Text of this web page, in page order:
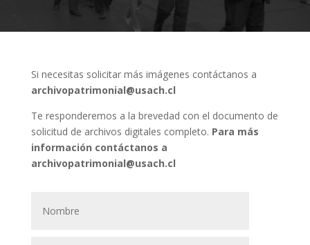
Si necesitas solicitar más imágenes contáctanos a
archivopatrimonial@usach.cl
Te responderemos a la brevedad con el documento de
solicitud de archivos digitales completo. Para más
información contáctanos a
archivopatrimonial@usach.cl